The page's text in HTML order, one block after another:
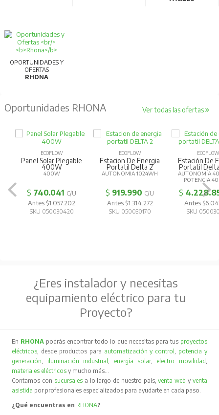
OPORTUNIDADES Y
OFERTAS
RHONA
Oportunidades RHONA Ver todas las ofertas
ECOFLOW
Panel Solar Plegable
400W
400W
$ 740.041 C/U
Antes $1.057.202
SKU 050030420
ECOFLOW
Estacion De Energia
Portatil Delta 2
AUTONOMIA 1024WH
$ 919.990 C/U
Antes $1.314.272
SKU 050030170
ECOFLOW
Estación De
Portatil
AUTONOMÍA
POTENCIA
$
Antes
SKU
¿Eres instalador y necesitas
equipamiento eléctrico para tu
Proyecto?
En RHONA podrás encontrar todo lo que necesitas para tus proyectos
eléctricos , desde productos para automatización y control
potencia y
generación
iluminación industrial energía solar, electro movilidad
materiales eléctricos y mucho más…
Contamos con sucursales a lo largo de nuestro país,venta web y venta
asistida por profesionales especializados para ayudarte en cada paso.
¿Qué encuentras en RHONA?